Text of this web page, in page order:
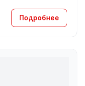
Подробнее